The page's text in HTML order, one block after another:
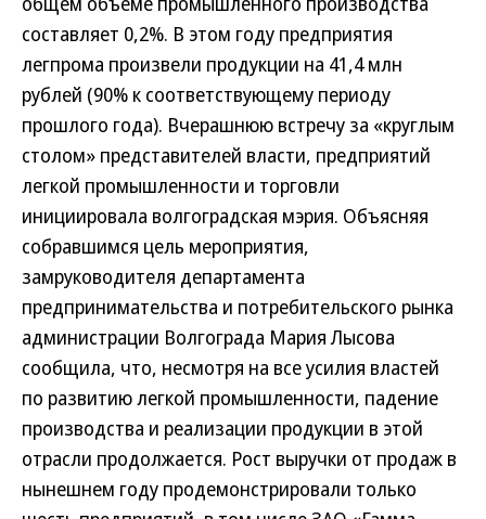
составляет 0,2%. В этом году предприятия
легпрома произвели продукции на 41,4 млн
рублей (90% к соответствующему периоду
прошлого года). Вчерашнюю встречу за «круглым
столом» представителей власти, предприятий
легкой промышленности и торговли
инициировала волгоградская мэрия. Объясняя
собравшимся цель мероприятия,
замруководителя департамента
предпринимательства и потребительского рынка
администрации Волгограда Мария Лысова
сообщила, что, несмотря на все усилия властей
по развитию легкой промышленности, падение
производства и реализации продукции в этой
отрасли продолжается. Рост выручки от продаж в
нынешнем году продемонстрировали только